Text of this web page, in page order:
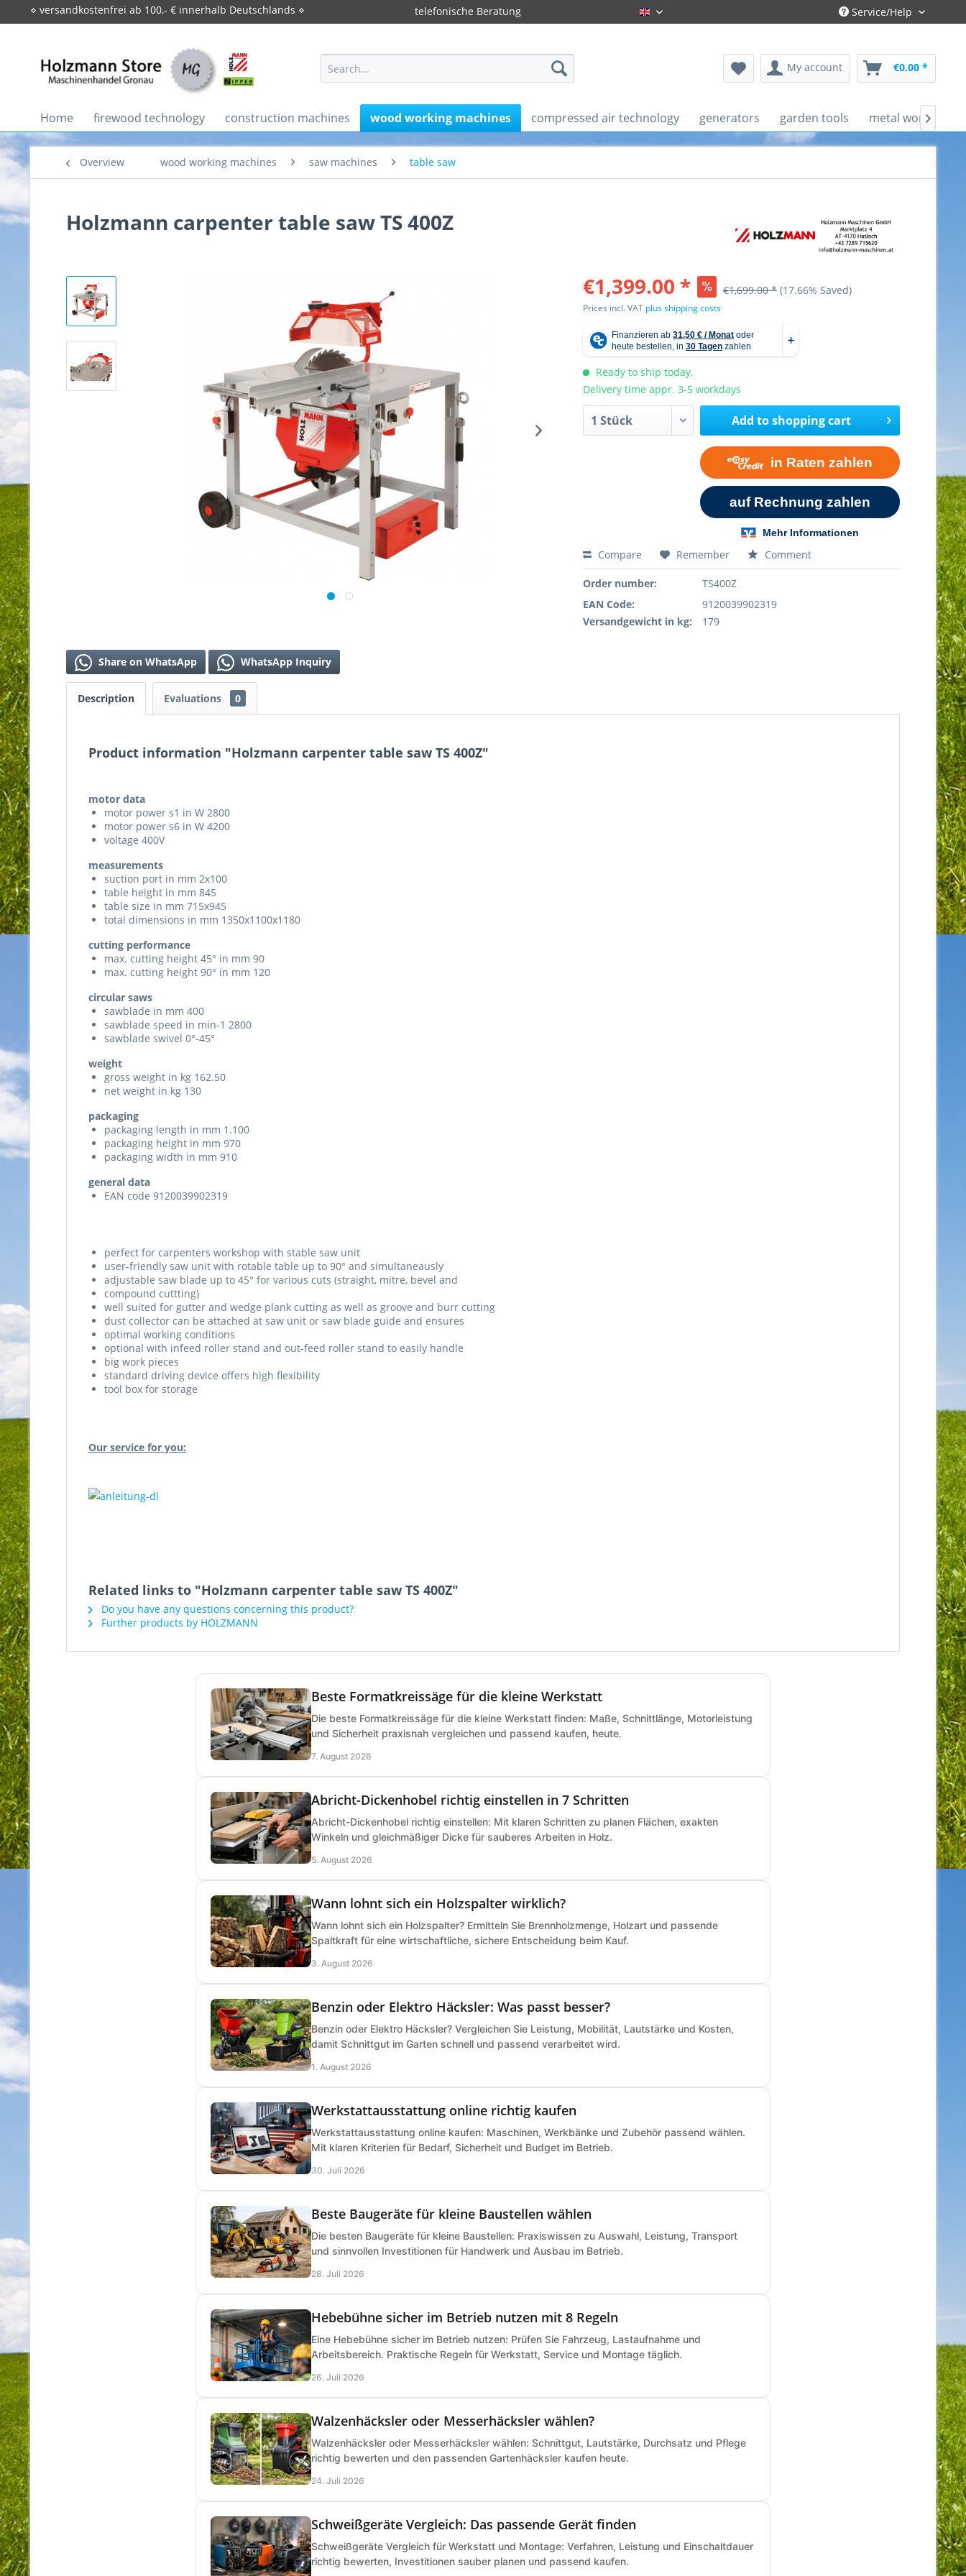
⋄ versandkostenfrei ab 100,- € innerhalb Deutschlands ⋄ telefonische Beratung Englisch Service/Help
My account €0.00 *
Home firewood technology construction machines wood working machines compressed air technology generators garden tools metal working

Overview wood working machines saw machines table saw
Holzmann carpenter table saw TS 400Z
€1,399.00 * €1,699.00 * (17.66% Saved)
Prices incl. VAT plus shipping costs
Ready to ship today,
Delivery time appr. 3-5 workdays
Add toshopping cart
Compare Remember Comment
Order number:
TS400Z
EAN Code:
9120039902319
Versandgewicht in kg:
179
Share on WhatsApp WhatsApp Inquiry
Description Evaluations 0
Product information "Holzmann carpenter table saw TS 400Z"
motor data
motor power s1 in W 2800
motor power s6 in W 4200
voltage 400V
measurements
suction port in mm 2x100
table height in mm 845
table size in mm 715x945
total dimensions in mm 1350x1100x1180
cutting performance
max. cutting height 45° in mm 90
max. cutting height 90° in mm 120
circular saws
sawblade in mm 400
sawblade speed in min-1 2800
sawblade swivel 0°-45°
weight
gross weight in kg 162.50
net weight in kg 130
packaging
packaging length in mm 1.100
packaging height in mm 970
packaging width in mm 910
general data
EAN code 9120039902319
perfect for carpenters workshop with stable saw unit
user-friendly saw unit with rotable table up to 90° and simultaneausly
adjustable saw blade up to 45° for various cuts (straight, mitre, bevel and
compound cuttting)
well suited for gutter and wedge plank cutting as well as groove and burr cutting
dust collector can be attached at saw unit or saw blade guide and ensures
optimal working conditions
optional with infeed roller stand and out-feed roller stand to easily handle
big work pieces
standard driving device offers high flexibility
tool box for storage
Our service for you:
Related links to "Holzmann carpenter table saw TS 400Z"
Do you have any questions concerning this product?
Further products by HOLZMANN
Beste Formatkreissäge für die kleine Werkstatt
Die beste Formatkreissäge für die kleine Werkstatt finden: Maße, Schnittlänge, Motorleistung
und Sicherheit praxisnah vergleichen und passend kaufen, heute.
7. August 2026
Abricht-Dickenhobel richtig einstellen in 7 Schritten
Abricht-Dickenhobel richtig einstellen: Mit klaren Schritten zu planen Flächen, exakten
Winkeln und gleichmäßiger Dicke für sauberes Arbeiten in Holz.
5. August 2026
Wann lohnt sich ein Holzspalter wirklich?
Wann lohnt sich ein Holzspalter? Ermitteln Sie Brennholzmenge, Holzart und passende
Spaltkraft für eine wirtschaftliche, sichere Entscheidung beim Kauf.
3. August 2026
Benzin oder Elektro Häcksler: Was passt besser?
Benzin oder Elektro Häcksler? Vergleichen Sie Leistung, Mobilität, Lautstärke und Kosten,
damit Schnittgut im Garten schnell und passend verarbeitet wird.
1. August 2026
Werkstattausstattung online richtig kaufen
Werkstattausstattung online kaufen: Maschinen, Werkbänke und Zubehör passend wählen.
Mit klaren Kriterien für Bedarf, Sicherheit und Budget im Betrieb.
30. Juli 2026
Beste Baugeräte für kleine Baustellen wählen
Die besten Baugeräte für kleine Baustellen: Praxiswissen zu Auswahl, Leistung, Transport
und sinnvollen Investitionen für Handwerk und Ausbau im Betrieb.
28. Juli 2026
Hebebühne sicher im Betrieb nutzen mit 8 Regeln
Eine Hebebühne sicher im Betrieb nutzen: Prüfen Sie Fahrzeug, Lastaufnahme und
Arbeitsbereich. Praktische Regeln für Werkstatt, Service und Montage täglich.
26. Juli 2026
Walzenhäcksler oder Messerhäcksler wählen?
Walzenhäcksler oder Messerhäcksler wählen: Schnittgut, Lautstärke, Durchsatz und Pflege
richtig bewerten und den passenden Gartenhäcksler kaufen heute.
24. Juli 2026
Schweißgeräte Vergleich: Das passende Gerät finden
Schweißgeräte Vergleich für Werkstatt und Montage: Verfahren, Leistung und Einschaltdauer
richtig bewerten, Investitionen sauber planen und passend kaufen.